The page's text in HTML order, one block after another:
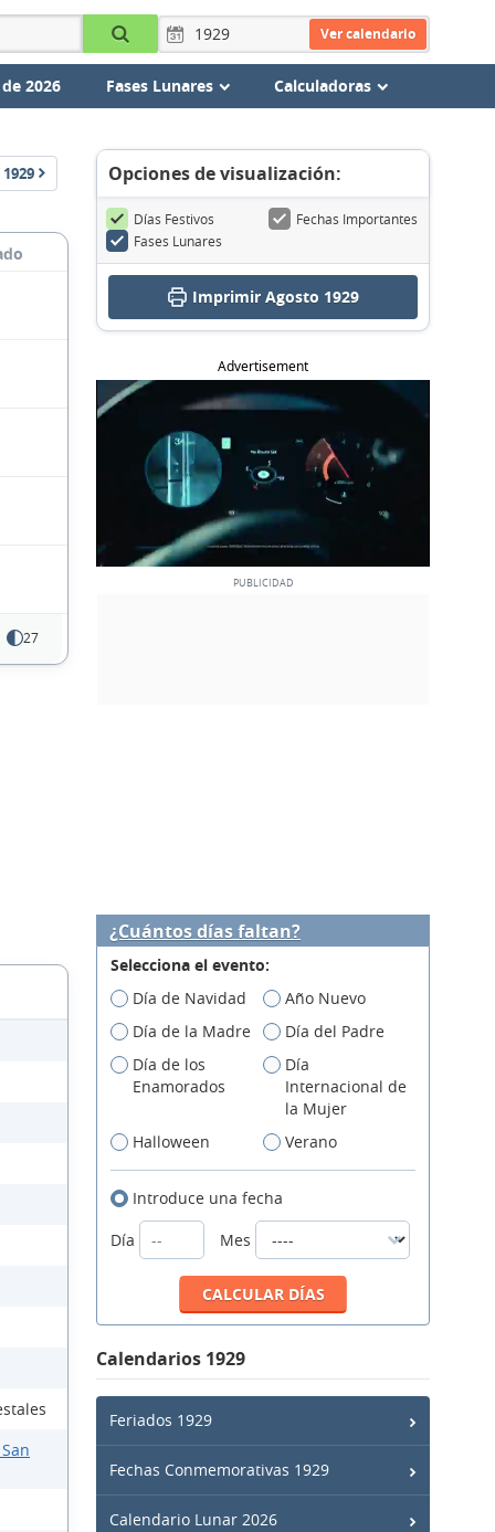
Ver calendario
2026 Fases Lunares Calculadoras
1929
27
Opciones de visualización:
Días Festivos
Fechas Importantes
Fases Lunares
Imprimir Agosto 1929
Advertisement
¿Cuántos días faltan?
Selecciona el evento:
Día de Navidad
Año Nuevo
Día de la Madre
Día del Padre
Día de los
Enamorados
Día
Internacional de
la Mujer
Halloween
Verano
Introduce una fecha
Día
Mes
Calendarios 1929
Feriados 1929
Fechas Conmemorativas 1929
Calendario Lunar 2026